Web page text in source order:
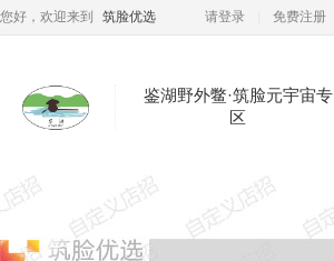
您好，欢迎来到 筑脸优选 请登录 免费注册
鉴湖野外鳖·筑脸元宇宙专
区
描述相符：
服务态度：
5 分
发货速度： 5 分